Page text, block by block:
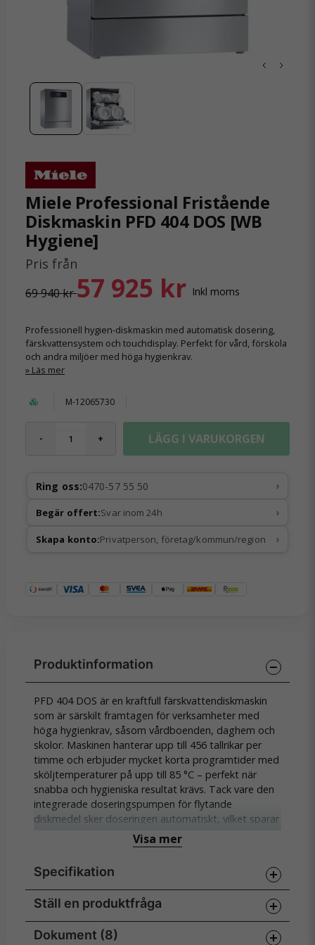
Miele Professional Fristående
Diskmaskin PFD 404 DOS [WB
Hygiene]
Pris från
69 940 kr57 925 kr Inkl moms
Professionell hygien-diskmaskin med automatisk dosering,
färskvattensystem och touchdisplay. Perfekt för vård, förskola
och andra miljöer med höga hygienkrav.
Läs mer
M-12065730
- + LÄGG I VARUKORGEN
Ring oss:0470-57 55 50 ›
Begär offert:Svar inom 24h ›
Skapa konto:Privatperson, företag/kommun/region ›
PFD 404 DOS är en kraftfull färskvattendiskmaskin
som är särskilt framtagen för verksamheter med
höga hygienkrav, såsom vårdboenden, daghem och
skolor. Maskinen hanterar upp till 456 tallrikar per
timme och erbjuder mycket korta programtider med
sköljtemperaturer på upp till 85 °C – perfekt när
snabba och hygieniska resultat krävs. Tack vare den
integrerade doseringspumpen för flytande
diskmedel sker doseringen automatiskt, vilket sparar
tid och säkerställer ett jämnt diskresultat.
Touch Flex-displayen i färg. Andra funktioner
inkluderar AutoOpen-torkning, automatisk
luckstängning och möjligheten att koppla upp
maskinen till Miele MOVE för full kontroll. Det rymliga
diskutrymmet med två plan ger plats för olika typer
Visa mer
Specifikation
Specifikationer
Kapacitet 456 tallrikar/tim, 24 korgar/tim
Ställ en produktfråga
question
Dokument (8)